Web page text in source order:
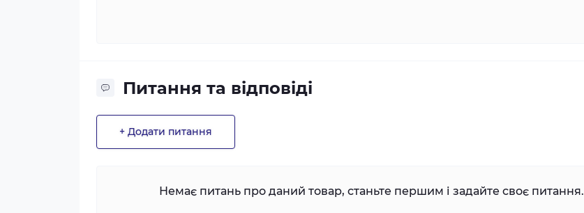
Питання та відповіді
+ Додати питання
Немає питань про даний товар, станьте першим і задайте своє питання.